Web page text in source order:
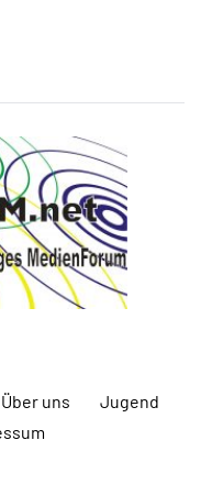
Über uns
Jugend